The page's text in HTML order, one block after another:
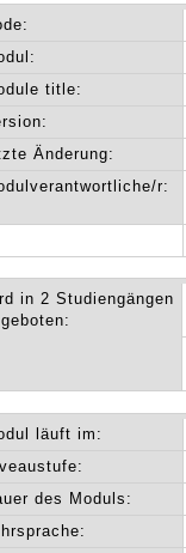
title:
Änderung:
r:
in 2 Studiengängen
läuft im:
des Moduls: